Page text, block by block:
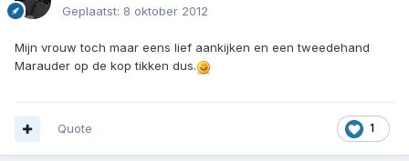
Geplaatst: 8 oktober 2012
Mijn vrouw toch maar eens lief aankijken en een tweedehand
Marauder op de kop tikken dus.
1
Quote